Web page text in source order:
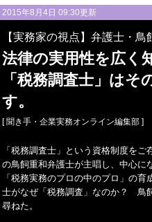
2015年8月4日 09:30更新
【実務家の視点】弁護士・鳥
法律の実用性を広く
「税務調査士」は
す。
[ 聞き手・企業実務オンライン編集部 ]
「税務調査士」という資格制度を
の鳥飼重和弁護士が主唱し、中心に
「税務実務のプロの中のプロ」の
士がなぜ「税務調査」なのか？ 鳥
尋ねた。